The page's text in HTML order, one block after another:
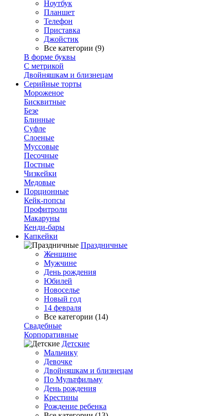
Ноутбук
Планшет
Телефон
Приставка
Джойстик
Все категории (9)
В форме буквы
С метрикой
Двойняшкам и близнецам
Серийные торты
Мороженое
Бисквитные
Безе
Блинные
Суфле
Слоеные
Муссовые
Песочные
Постные
Чизкейки
Медовые
Порционные
Кейк-попсы
Профитроли
Макаруны
Кенди-бары
Капкейки
Праздничные
Женщине
Мужчине
День рождения
Юбилей
Новоселье
Новый год
14 февраля
Все категории (14)
Свадебные
Корпоративные
Детские
Мальчику
Девочке
Двойняшкам и близнецам
По Мультфильму
День рождения
Крестины
Рождение ребенка